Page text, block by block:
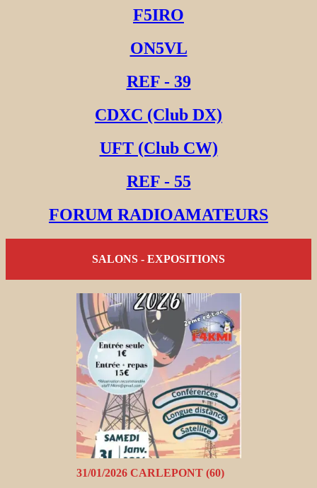
F5IRO
ON5VL
REF - 39
CDXC (Club DX)
UFT (Club CW)
REF - 55
FORUM RADIOAMATEURS
SALONS - EXPOSITIONS
31/01/2026 CARLEPONT (60)